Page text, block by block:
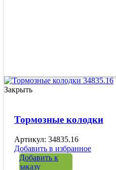
Закрыть
Тормозные колодки
Артикул: 34835.16
Добавить в избранное
Добавить к
заказу